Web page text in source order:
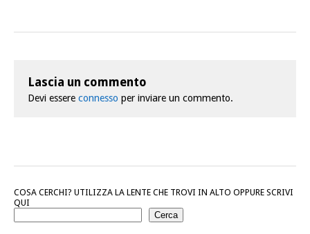
Lascia un commento
Devi essere connesso per inviare un commento.
COSA CERCHI? UTILIZZA LA LENTE CHE TROVI IN ALTO OPPURE SCRIVI
QUI
Cerca